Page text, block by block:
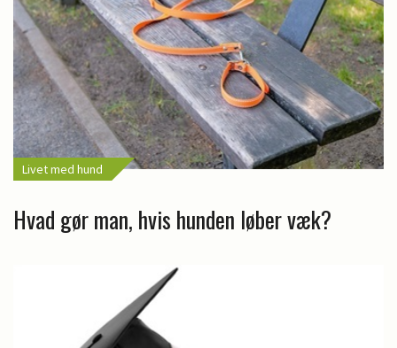
Livet med hund
Hvad gør man, hvis hunden løber væk?